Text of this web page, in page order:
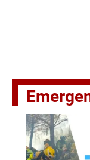
II Vuelta Ciclista CLM